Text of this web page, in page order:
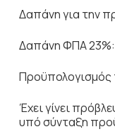
Δαπάνη για την
Δαπάνη ΦΠΑ
Έχει γίνει
υπό σύνταξη